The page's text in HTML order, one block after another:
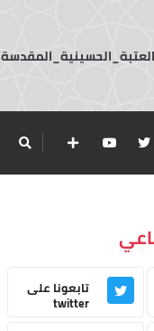
تابعونا على
twitter